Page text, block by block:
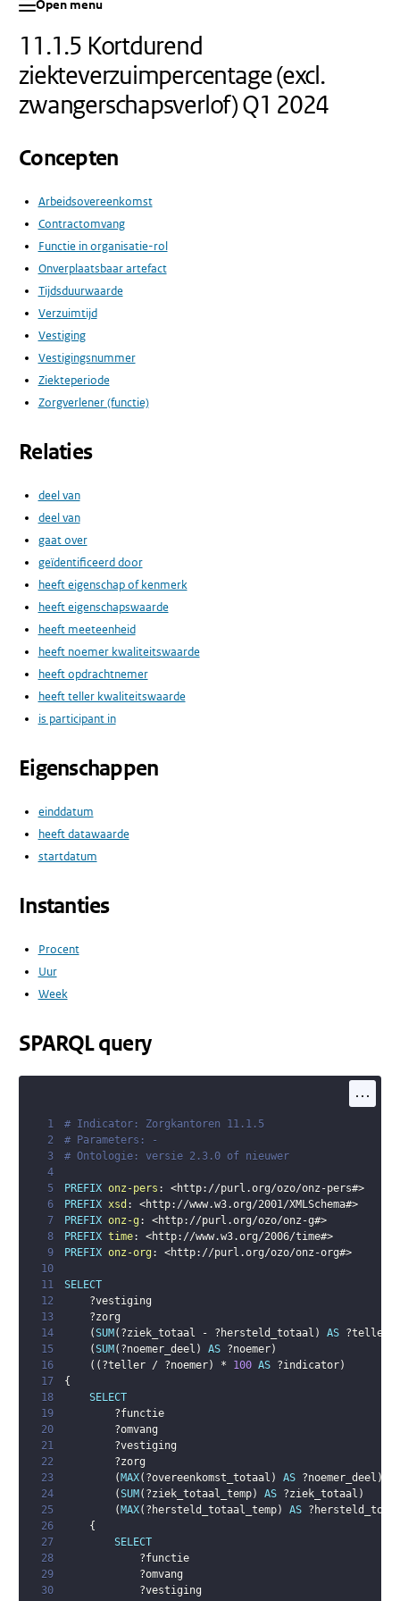
Open menu
11.1.5 Kortdurend
ziekteverzuimpercentage (excl.
zwangerschapsverlof) Q1 2024
Concepten
Arbeidsovereenkomst
Contractomvang
Functie in organisatie-rol
Onverplaatsbaar artefact
Tijdsduurwaarde
Verzuimtijd
Vestiging
Vestigingsnummer
Ziekteperiode
Zorgverlener (functie)
Relaties
deel van
deel van
gaat over
geïdentificeerd door
heeft eigenschap of kenmerk
heeft eigenschapswaarde
heeft meeteenheid
heeft noemer kwaliteitswaarde
heeft opdrachtnemer
heeft teller kwaliteitswaarde
is participant in
Eigenschappen
einddatum
heeft datawaarde
startdatum
Instanties
Procent
Uur
Week
SPARQL query
...
1
# Indicator: Zorgkantoren 11.1.5
2
# Parameters: -
3
# Ontologie: versie 2.3.0 of nieuwer
4
5
PREFIX onz-pers : <http://purl.org/ozo/onz-pers#>
6
PREFIX xsd : <http://www.w3.org/2001/XMLSchema#>
7
PREFIX onz-g : <http://purl.org/ozo/onz-g#>
8
PREFIX time: <http://www.w3.org/2006/time#>
9
PREFIX onz-org : <http://purl.org/ozo/onz-org#>
10
11
SELECT
12
?vestiging
13
?zorg
14
(SUM ( ?ziek_totaal - ?hersteld_totaal ) AS ?teller
15
(SUM ( ?noemer_deel ) AS ?noemer)
16
( ( ?teller / ?noemer) * 100 AS ?indicator)
17
{
18
SELECT
19
?functie
20
?omvang
21
?vestiging
22
?zorg
23
( MAX( ?overeenkomst_totaal ) AS ?noemer_deel )
24
(SUM ( ?ziek_totaal_temp) AS ?ziek_totaal )
25
( MAX( ?hersteld_totaal_temp) AS
26
{
27
SELECT
28
?functie
29
?omvang
30
?vestiging